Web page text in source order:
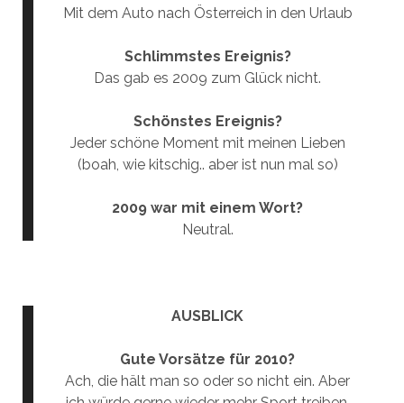
Mit dem Auto nach Österreich in den Urlaub
Schlimmstes Ereignis?
Das gab es 2009 zum Glück nicht.
Schönstes Ereignis?
Jeder schöne Moment mit meinen Lieben
(boah, wie kitschig.. aber ist nun mal so)
2009 war mit einem Wort?
Neutral.
AUSBLICK
Gute Vorsätze für 2010?
Ach, die hält man so oder so nicht ein. Aber